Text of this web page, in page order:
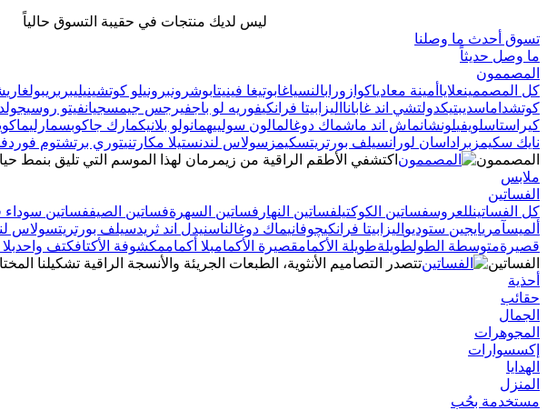
ليس لديك منتجات في حقيبة التسوق حالياً
تسوق أحدث ما وصلنا
ما وصل حديثاً
المصممون
كل المصممينعلايا أمينة معادياكوازورا بالنسياغابوتيغا فينيتابوشرونبرونيلو كوتشينيليبربريبولغاري
كوتشداماسديبتيكدولتشي اند غابانا اليزابيتا فرانكيفوريه لو باجفيرجس جيمسجيانفيتو روسي
كيراستاسلويفيلونشانماش اند ماشماك دوغالمالون سولييهمانولو بلانيكمارك جاكوبسمارلي
نايك سكيمز برادا سان لورانسيلف بورتريتسكيمز سولاس لندنستيلا مكارتنيتوري برتشتوم فورد
المصممون
اكتشفي الأطقم الراقية من زيمرمان لهذا الموسم التي تليق بنمط
ملابس
الفساتين
كل الفساتينللعروسفساتين الكوكتيلفساتين النهار فساتين السهرةفساتين الصيففساتين سوداء
ألميسآمريايجين ستوديو اليزابيتا فرانكيچوفانيماك دوغالناسنيدل اند ثريدسيلف بورتريتسولاس
قصيرةمتوسطة الطولطويلةطويلة الأكمامقصيرة الأكمامبلا أكماممكشوفة الأكتافكتف واحد
الفساتين
تتصدر التصاميم الأنثوية، الطبعات الجريئة والأنسجة الراقية تشكيلنا
أحذية
حقائب
الجمال
المجوهرات
إكسسوارات
الهدايا
المنزل
مستخدمة بحُب